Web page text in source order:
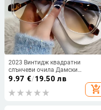
2023 Винтидж квадратни
слънчеви очила Дамски
дизайнерски луксозни слънчеви
очила за мъже Класически
UV400 външни дамски очила
9.97 €/19.50 лв
add_shopping_cart